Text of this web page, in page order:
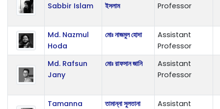
Sabbir Islam
ইসলাম
Professor
Md. Nazmul
Hoda
মোঃ নাজমুল হোদা
Assistant
Professor
Md. Rafsun
Jany
মোঃ রাফসান জানি
Assistant
Professor
Tamanna
তামান্না সুলতানা
Assistant